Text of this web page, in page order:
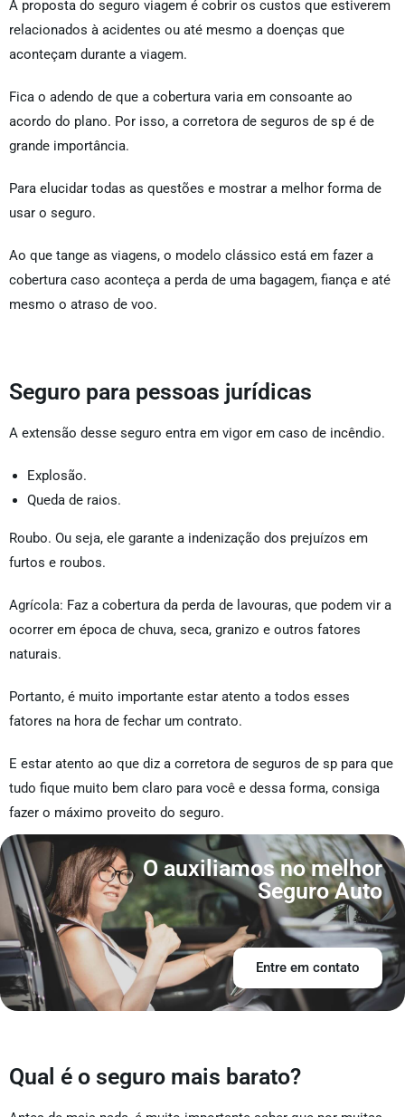
A proposta do seguro viagem é cobrir os custos que estiverem
relacionados à acidentes ou até mesmo a doenças que
aconteçam durante a viagem.
Fica o adendo de que a cobertura varia em consoante ao
acordo do plano. Por isso, a corretora de seguros de sp é de
grande importância.
Para elucidar todas as questões e mostrar a melhor forma de
usar o seguro.
Ao que tange as viagens, o modelo clássico está em fazer a
cobertura caso aconteça a perda de uma bagagem, fiança e até
mesmo o atraso de voo.
Seguro para pessoas jurídicas
A extensão desse seguro entra em vigor em caso de incêndio.
Explosão.
Queda de raios.
Roubo. Ou seja, ele garante a indenização dos prejuízos em
furtos e roubos.
Agrícola: Faz a cobertura da perda de lavouras, que podem vir a
ocorrer em época de chuva, seca, granizo e outros fatores
naturais.
Portanto, é muito importante estar atento a todos esses
fatores na hora de fechar um contrato.
E estar atento ao que diz a corretora de seguros de sp para que
tudo fique muito bem claro para você e dessa forma, consiga
fazer o máximo proveito do seguro.
O auxiliamos no melhor
Seguro Auto
Entre em contato
Qual é o seguro mais barato?